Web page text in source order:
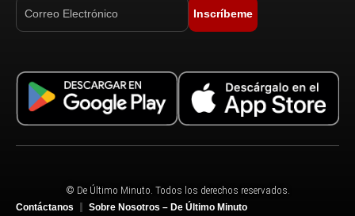
Inscríbeme
© De Último Minuto. Todos los derechos reservados.
Contáctanos
Sobre Nosotros – De Último Minuto